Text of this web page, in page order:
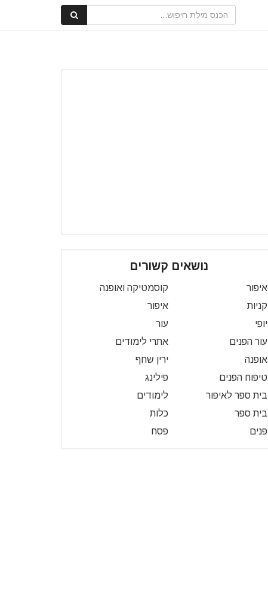
נושאים קשורים
איפור
קוסמטיקה ואופנה
קניות
איפור
יופי
עור
עור הפנים
אתרי לימודים
אופנה
ירין שחף
טיפוח הפנים
פילינג
בית ספר לאיפור
לימודים
בית ספר
כלות
פנים
פסח